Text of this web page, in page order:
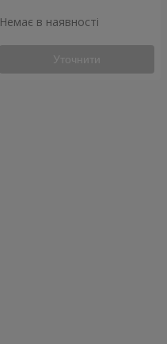
Немає в наявності
Уточнити